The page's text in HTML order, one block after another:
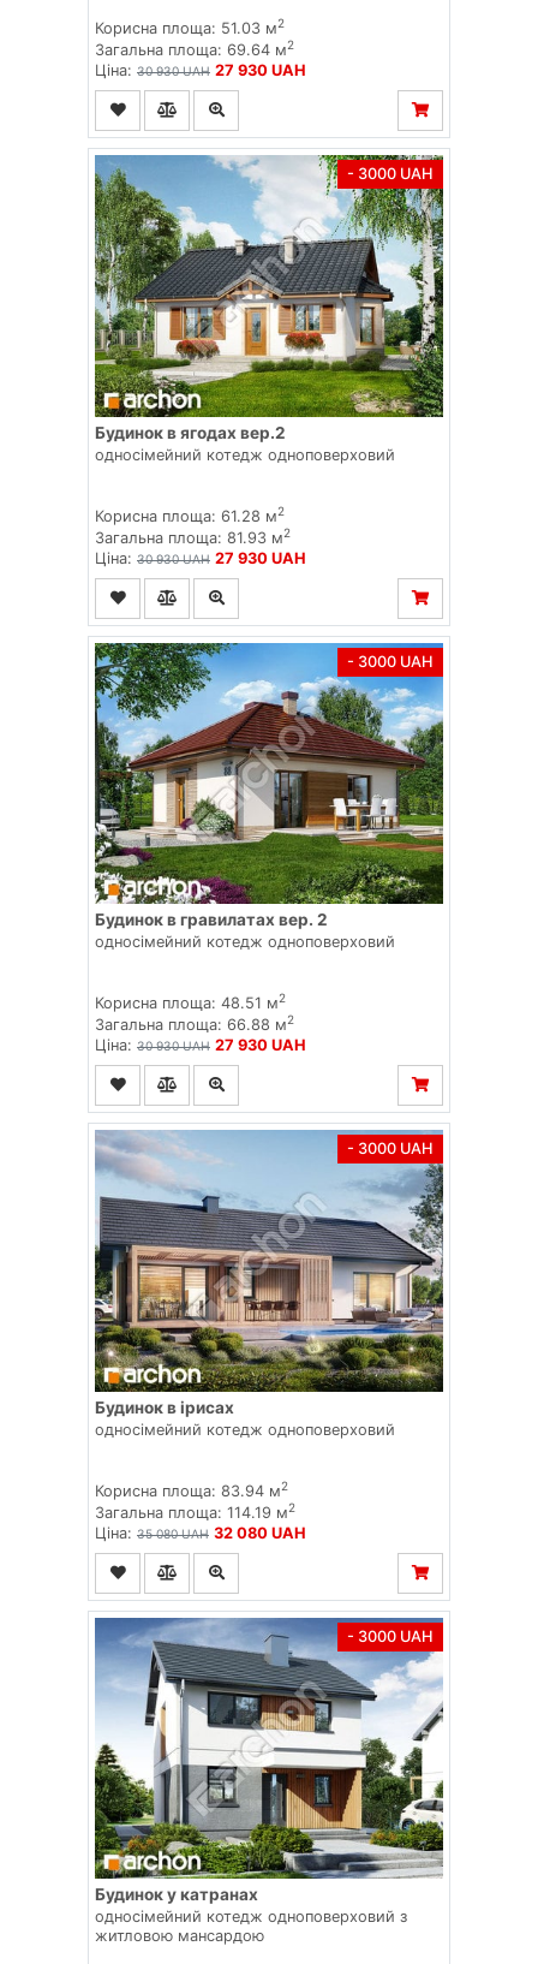
Корисна площа: 51.03 м2
Загальна площа: 69.64 м2
Ціна: 30 930 UAH 27 930 UAH
- 3000 UAH
Будинок в ягодах вер.2
односімейний котедж одноповерховий
Корисна площа: 61.28 м2
Загальна площа: 81.93 м2
Ціна: 30 930 UAH 27 930 UAH
- 3000 UAH
Будинок в гравилатах вер. 2
односімейний котедж одноповерховий
Корисна площа: 48.51 м2
Загальна площа: 66.88 м2
Ціна: 30 930 UAH 27 930 UAH
- 3000 UAH
Будинок в ірисах
односімейний котедж одноповерховий
Корисна площа: 83.94 м2
Загальна площа: 114.19 м2
Ціна: 35 080 UAH 32 080 UAH
- 3000 UAH
Будинок у катранах
односімейний котедж одноповерховий з
житловою мансардою